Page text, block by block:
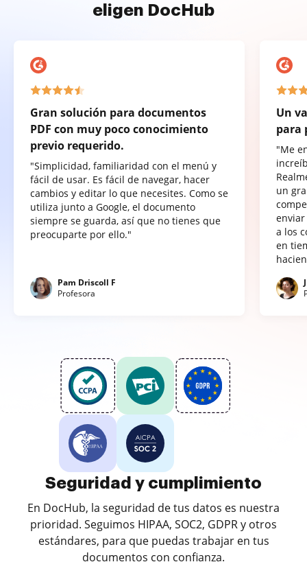
eligen DocHub
Gran solución para documentos
PDF con muy poco conocimiento
previo requerido.
"Simplicidad, familiaridad con el menú y
fácil de usar. Es fácil de navegar, hacer
cambios y editar lo que necesites. Como se
utiliza junto a Google, el documento
siempre se guarda, así que no tienes que
preocuparte por ello."
Pam Driscoll F
Profesora
Un
para
"Me
un
a los
en
Seguridad y cumplimiento
En DocHub, la seguridad de tus datos es nuestra
prioridad. Seguimos HIPAA, SOC2, GDPR y otros
estándares, para que puedas trabajar en tus
documentos con confianza.